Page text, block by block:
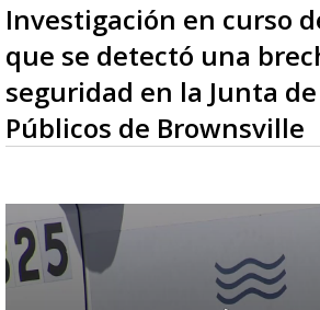
Investigación en curso
que se detectó una
seguridad en la Junta
Públicos de Brownsville